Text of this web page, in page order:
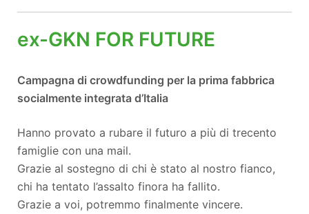
ex-GKN FOR FUTURE
Campagna di crowdfunding per la prima fabbrica
socialmente integrata d’Italia
Hanno provato a rubare il futuro a più di trecento
famiglie con una mail.
Grazie al sostegno di chi è stato al nostro fianco,
chi ha tentato l’assalto finora ha fallito.
Grazie a voi, potremmo finalmente vincere.